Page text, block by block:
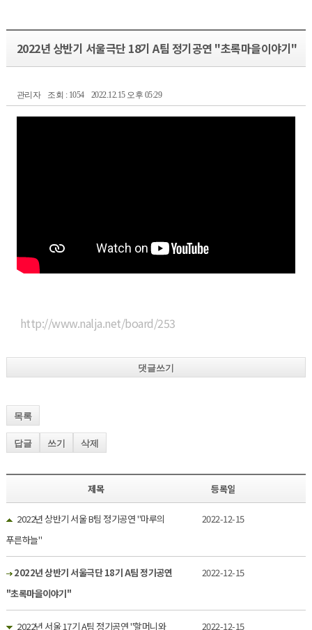
2022년 상반기 서울극단 18기 A팀 정기공연 "초록마을이야기"
관리자 조회 : 1054 2022.12.15 오후 05:29
http://www.nalja.net/board/253
댓글쓰기
목록
답글 쓰기 삭제
제목 등록일
2022년 상반기 서울 B팀 정기공연 "마루의
푸른하늘"
2022-12-15
2022년 상반기 서울극단 18기 A팀 정기공연
"초록마을이야기"
2022-12-15
2022년 서울 17기 A팀 정기공연 "할머니와 2022-12-15